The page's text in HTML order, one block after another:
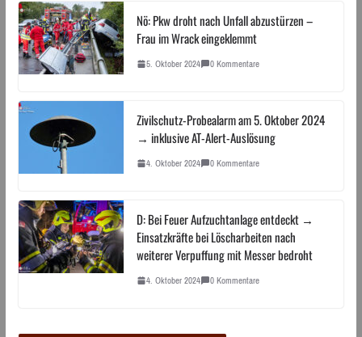
Nö: Pkw droht nach Unfall abzustürzen –
Frau im Wrack eingeklemmt
5. Oktober 2024 0 Kommentare
Zivilschutz-Probealarm am 5. Oktober 2024
→ inklusive AT-Alert-Auslösung
4. Oktober 2024 0 Kommentare
D: Bei Feuer Aufzuchtanlage entdeckt →
Einsatzkräfte bei Löscharbeiten nach
weiterer Verpuffung mit Messer bedroht
4. Oktober 2024 0 Kommentare